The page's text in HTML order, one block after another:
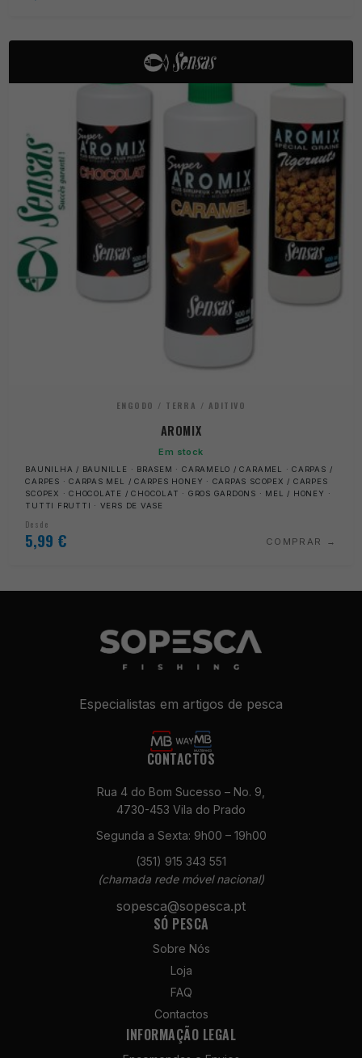
ENGODO / TERRA / ADITIVO
AROMIX
Em stock
BAUNILHA / BAUNILLE · BRASEM · CARAMELO / CARAMEL · CARPAS /
CARPES · CARPAS MEL / CARPES HONEY · CARPAS SCOPEX / CARPES
SCOPEX · CHOCOLATE / CHOCOLAT · GROS GARDONS · MEL / HONEY ·
TUTTI FRUTTI · VERS DE VASE
Desde
5,99 € COMPRAR
Especialistas em artigos de pesca
CONTACTOS
Rua 4 do Bom Sucesso – No. 9,
4730-453 Vila do Prado
Segunda a Sexta: 9h00 – 19h00
(351) 915 343 551
(chamada rede móvel nacional)
sopesca@sopesca.pt
SÓ PESCA
Sobre Nós
Loja
FAQ
Contactos
INFORMAÇÃO LEGAL
Estes cookies
não são
necessários
para o
funcionamento
Estatísticas
Para que